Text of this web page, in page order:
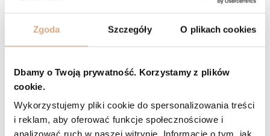
Zgoda Szczegóły O plikach cookies
Dbamy o Twoją prywatność. Korzystamy z plików
cookie.
Wykorzystujemy pliki cookie do spersonalizowania treści
i reklam, aby oferować funkcje społecznościowe i
analizować ruch w naszej witrynie. Informacje o tym, jak